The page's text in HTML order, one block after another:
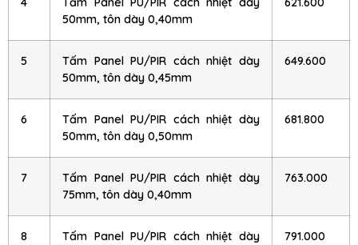
50mm, tôn dày 0,40mm
5
Tấm Panel PU/PIR cách nhiệt dày
50mm, tôn dày 0,45mm
649.600
6
Tấm Panel PU/PIR cách nhiệt dày
50mm, tôn dày 0,50mm
681.800
7
Tấm Panel PU/PIR cách nhiệt dày
75mm, tôn dày 0,40mm
763.000
8
Tấm Panel PU/PIR cách nhiệt dày
791.000